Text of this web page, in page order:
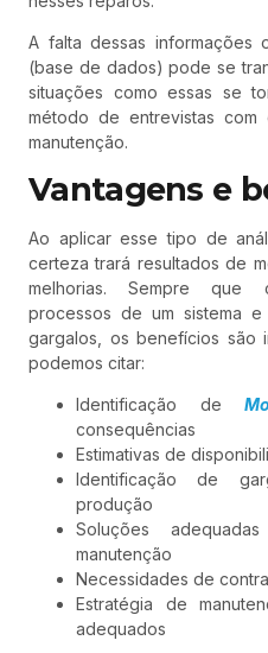
A falta dessas informações
(base de dados) pode se
situações como essas se
método de entrevistas
manutenção.
Vantagens e
Ao aplicar esse tipo de
certeza trará resultados de
melhorias. Sempre que
processos de um sistema
gargalos, os benefícios são
podemos citar:
Identificação de
consequências
Estimativas de
Identificação de
produção
Soluções
manutenção
Necessidades de
Estratégia de
adequados